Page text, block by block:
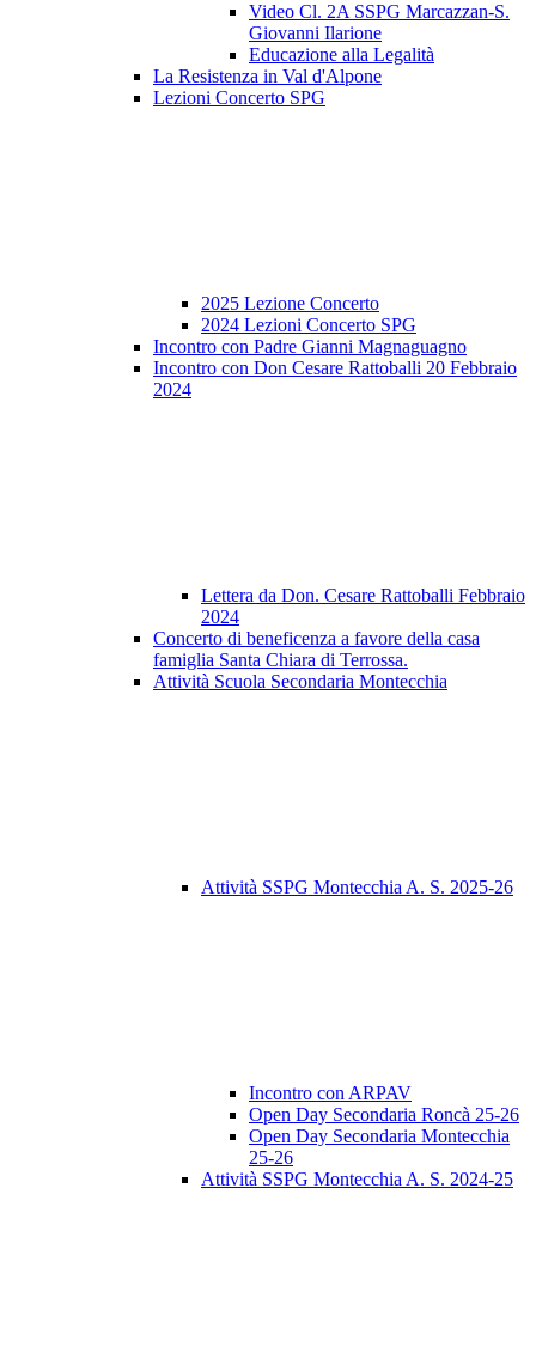
Video Cl. 2A SSPG Marcazzan-S.
Giovanni Ilarione
Educazione alla Legalità
La Resistenza in Val d'Alpone
Lezioni Concerto SPG
2025 Lezione Concerto
2024 Lezioni Concerto SPG
Incontro con Padre Gianni Magnaguagno
Incontro con Don Cesare Rattoballi 20 Febbraio
2024
Lettera da Don. Cesare Rattoballi Febbraio
2024
Concerto di beneficenza a favore della casa
famiglia Santa Chiara di Terrossa.
Attività Scuola Secondaria Montecchia
Attività SSPG Montecchia A. S. 2025-26
Incontro con ARPAV
Open Day Secondaria Roncà 25-26
Open Day Secondaria Montecchia
25-26
Attività SSPG Montecchia A. S. 2024-25